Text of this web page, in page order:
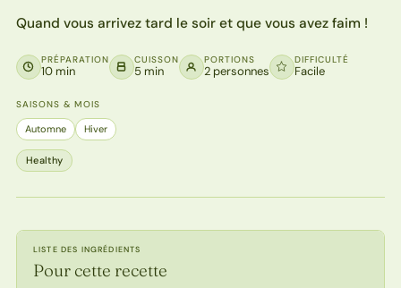
Quand vous arrivez tard le soir et que vous avez faim !
PRÉPARATION
10 min
CUISSON
5 min
PORTIONS
2 personnes
DIFFICULTÉ
Facile
SAISONS & MOIS
Automne Hiver
Healthy
LISTE DES INGRÉDIENTS
Pour cette recette